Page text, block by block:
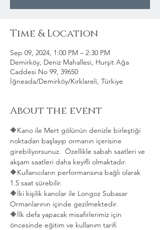
Time & Location
Sep 09, 2024, 1:00 PM – 2:30 PM
Demirköy, Deniz Mahallesi, Hurşit Ağa
Caddesi No 99, 39650
İğneada/Demirköy/Kırklareli, Türkiye
About the event
🔶Kano ile Mert gölünün denizle birleştiği
noktadan başlayıp ormanın içerisine
girebiliyorsunuz.  Özellikle sabah saatleri ve
akşam saatleri daha keyifli olmaktadır.
🔶Kullanıcıların performansına bağlı olarak
1.5 saat sürebilir.
🔶İki kişilik kanolar ile Longoz Subasar
Ormanlarının içinde gezilmektedir.
🔶İlk defa yapacak misafirlerimiz için
öncesinde eğitim ve kullanım tarifi